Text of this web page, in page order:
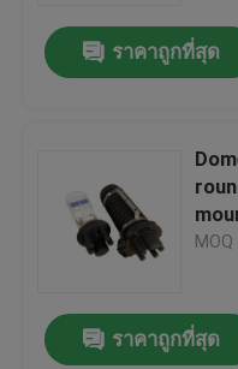
ราคาถูกที่สุด
ราคาถูกที่สุด